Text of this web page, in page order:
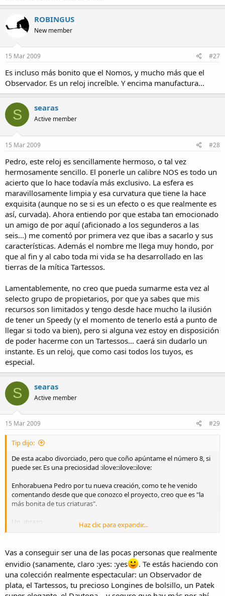
ROBINGUS
New member
15 Mar 2009 #27
Es incluso más bonito que el Nomos, y mucho más que el
Observador. Es un reloj increíble. Y encima manufactura...
S searas
Active member
15 Mar 2009 #28
Pedro, este reloj es sencillamente hermoso, o tal vez
hermosamente sencillo. El ponerle un calibre NOS es todo un
acierto que lo hace todavía más exclusivo. La esfera es
maravillosamente limpia y esa curvatura que tiene la hace
exquisita (aunque no se si es un efecto o es que realmente es
así, curvada). Ahora entiendo por que estaba tan emocionado
un amigo de por aquí (aficionado a los segunderos a las
seis...) me comentó por primera vez que ibas a sacarlo y sus
características. Además el nombre me llega muy hondo, por
que al fin y al cabo toda mi vida se ha desarrollado en las
tierras de la mítica Tartessos.
Lamentablemente, no creo que pueda sumarme esta vez al
selecto grupo de propietarios, por que ya sabes que mis
recursos son limitados y tengo desde hace mucho la ilusión
de tener un Speedy (y el momento de tenerlo está a punto de
llegar si todo va bien), pero si alguna vez estoy en disposición
de poder hacerme con un Tartessos... caerá sin dudarlo un
instante. Es un reloj, que como casi todos los tuyos, es
especial.
S searas
Active member
15 Mar 2009 #29
Tip dijo:
De esta acabo divorciado, pero que coño apúntame el número 8, si
puede ser. Es una preciosidad :ilove::ilove::ilove:
Enhorabuena Pedro por tu nueva creación, como te he venido
comentando desde que que conozco el proyecto, creo que es "la
más bonita de tus criaturas".
Un abrazo
con un poco de más base?
Haz clic para expandir...
Vas a conseguir ser una de las pocas personas que realmente
envidio (sanamente, claro :yes: :yes
. Te estás haciendo con
una colección realmente espectacular: un Observador de
plata, el Tartessos, tu precioso Longines de bolsillo, un Patek